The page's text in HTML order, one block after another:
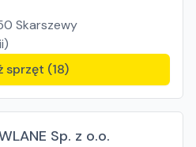
Skarszewy
sprzęt (18)
Sp. z o.o.